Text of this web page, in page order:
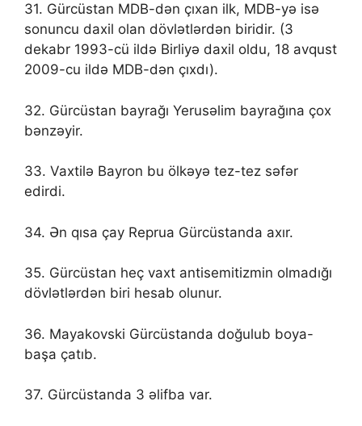
31. Gürcüstan MDB-dən çıxan ilk, MDB-yə isə
sonuncu daxil olan dövlətlərdən biridir. (3
dekabr 1993-cü ildə Birliyə daxil oldu, 18 avqust
2009-cu ildə MDB-dən çıxdı).
32. Gürcüstan bayrağı Yerusəlim bayrağına çox
bənzəyir.
33. Vaxtilə Bayron bu ölkəyə tez-tez səfər
edirdi.
34. Ən qısa çay Reprua Gürcüstanda axır.
35. Gürcüstan heç vaxt antisemitizmin olmadığı
dövlətlərdən biri hesab olunur.
36. Mayakovski Gürcüstanda doğulub boya-
başa çatıb.
37. Gürcüstanda 3 əlifba var.